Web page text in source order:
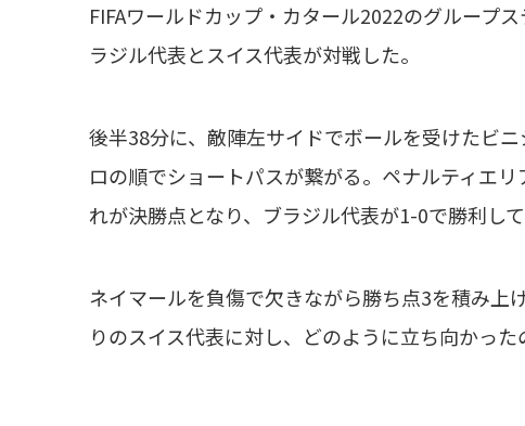
FIFAワールドカップ・カタール2022のグループ
ラジル代表とスイス代表が対戦した。
後半38分に、敵陣左サイドでボールを受けたビ
ロの順でショートパスが繋がる。ペナルティエ
れが決勝点となり、ブラジル代表が1-0で勝利して
ネイマールを負傷で欠きながら勝ち点3を積み
りのスイス代表に対し、どのように立ち向かった